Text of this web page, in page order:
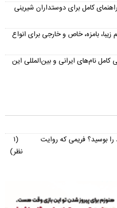
کامل برای دوستداران شیرینی
طوطی | بیش از ۳۰۰ اسم زیبا، بامزه، خاص و خارجی برای انواع
نام‌های ایرانی و بین‌المللی این
بوسید؟ فریمی که روایت
(۱
نظر)